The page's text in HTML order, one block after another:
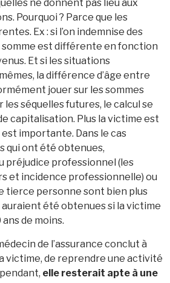
ne donnent pas lieu aux
Pourquoi ? Parce que les
Ex : si l’on indemnise des
somme est différente en fonction
Et si les situations
la différence d’âge entre
jouer sur les sommes
les séquelles futures, le calcul se
capitalisation. Plus la victime est
est importante. Dans le cas
qui ont été obtenues,
préjudice professionnel (les
et incidence professionnelle) ou
tierce personne sont bien plus
auraient été obtenues si la victime
de moins.
de l’assurance conclut à
victime, de reprendre une activité
elle resterait apte à une